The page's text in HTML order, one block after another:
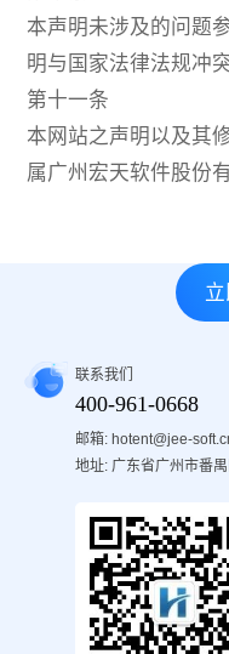
本声明未涉及的问题
明与国家法律法规冲
第十一条
本网站之声明以及其
属广州宏天软件股份
联系我们
400-961-0668
邮箱: hotent@jee-
地址: 广东省广州市番